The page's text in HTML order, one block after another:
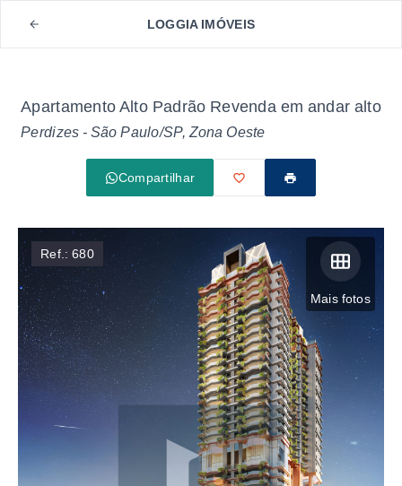
LOGGIA IMÓVEIS
Apartamento Alto Padrão Revenda em andar alto
Perdizes - São Paulo/SP, Zona Oeste
Compartilhar
Mais fotos
Ref.:680